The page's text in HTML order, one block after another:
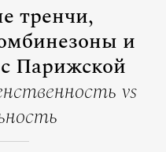
тренчи,
и
Парижской
vs